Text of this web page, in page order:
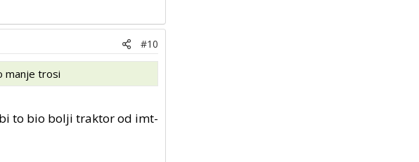
#10
manje trosi
to bio bolji traktor od imt-